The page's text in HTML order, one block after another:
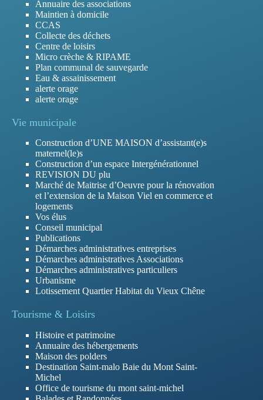
Annuaire des associations
Maintien à domicile
CCAS
Collecte des déchets
Centre de loisirs
Micro crèche & RIPAME
Plan communal de sauvegarde
Eau & assainissement
alerte orage
alerte orage
Vie municipale
Construction d’UNE MAISON d’assistant(e)s
maternel(le)s
Construction d’un espace Intergénérationnel
REVISION DU plu
Marché de Maitrise d’Oeuvre pour la rénovation
et l’extension de la Maison Viel en commerce et
logements
Vos élus
Conseil municipal
Publications
Démarches administratives entreprises
Démarches administratives Associations
Démarches administratives particuliers
Urbanisme
Lotissement Quartier Habitat du Vieux Chêne
Tourisme & Loisirs
Histoire et patrimoine
Annuaire des hébergements
Maison des polders
Destination Saint-malo Baie du Mont Saint-
Michel
Office de tourisme du mont saint-michel